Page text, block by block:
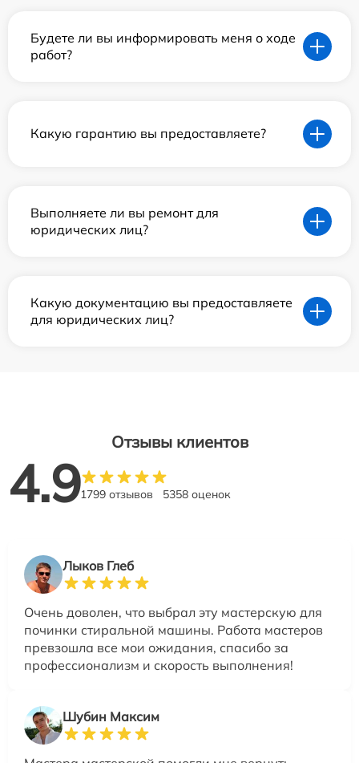
Будете ли вы информировать меня о ходе
работ?
Какую гарантию вы предоставляете?
Выполняете ли вы ремонт для
юридических лиц?
Какую документацию вы предоставляете
для юридических лиц?
Отзывы клиентов
4.91799 отзывов 5358 оценок
Лыков Глеб
Очень доволен, что выбрал эту мастерскую для
починки стиральной машины. Работа мастеров
превзошла все мои ожидания, спасибо за
профессионализм и скорость выполнения!
Шубин Максим